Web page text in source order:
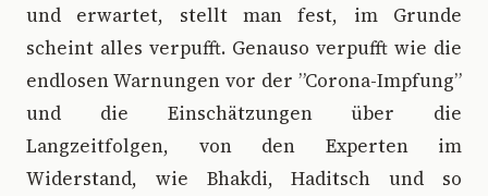
und erwartet, stellt man fest, im Grunde
scheint alles verpufft. Genauso verpufft wie die
endlosen Warnungen vor der ”Corona-Impfung”
und die Einschätzungen über die
Langzeitfolgen, von den Experten im
Widerstand, wie Bhakdi, Haditsch und so